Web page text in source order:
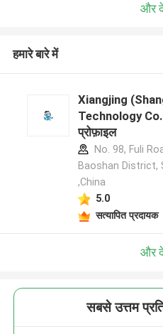
और
हमारे बारे में
Xiangjing
Technology Co.,
प्रोफ़ाइल
No. 98, Fuli
Baoshan District,
,China
5.0
सत्यापित प्रदायक
और
सबसे उत्तम